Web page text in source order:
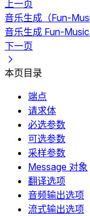
上一页
音乐生成（Fun-
音乐生成 Fun-
下一页
本页目录
端点
请求体
必选参数
可选参数
采样参数
Message 对象
翻译选项
音频输出选项
流式输出选项